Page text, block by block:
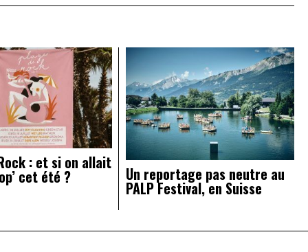
: et si on allait
cet été ? Un reportage pas neutre au
PALP Festival, en Suisse